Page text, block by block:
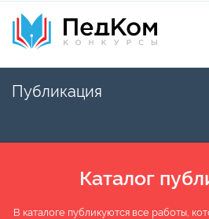
Публикация
Каталог
В каталоге публикуются все работы,